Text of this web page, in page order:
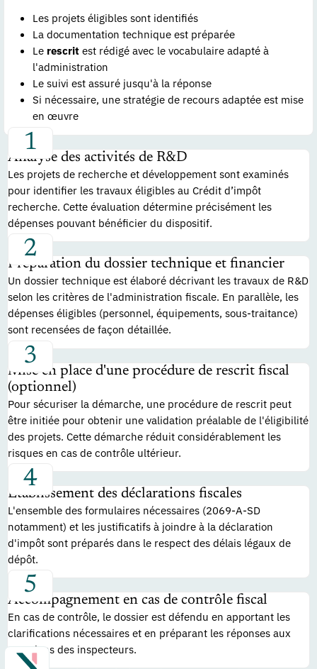
Les projets éligibles sont identifiés
La documentation technique est préparée
Le rescrit est rédigé avec le vocabulaire adapté à
l'administration
Le suivi est assuré jusqu'à la réponse
Si nécessaire, une stratégie de recours adaptée est mise
en œuvre
Analyse des activités de R&D
Les projets de recherche et développement sont examinés
pour identifier les travaux éligibles au Crédit d’impôt
recherche. Cette évaluation détermine précisément les
dépenses pouvant bénéficier du dispositif.
Préparation du dossier technique et financier
Un dossier technique est élaboré décrivant les travaux de R&D
selon les critères de l'administration fiscale. En parallèle, les
dépenses éligibles (personnel, équipements, sous-traitance)
sont recensées de façon détaillée.
Mise en place d'une procédure de rescrit fiscal
(optionnel)
Pour sécuriser la démarche, une procédure de rescrit peut
être initiée pour obtenir une validation préalable de l'éligibilité
des projets. Cette démarche réduit considérablement les
risques en cas de contrôle ultérieur.
Établissement des déclarations fiscales
L'ensemble des formulaires nécessaires (2069-A-SD
notamment) et les justificatifs à joindre à la déclaration
d'impôt sont préparés dans le respect des délais légaux de
dépôt.
Accompagnement en cas de contrôle fiscal
En cas de contrôle, le dossier est défendu en apportant les
clarifications nécessaires et en préparant les réponses aux
questions des inspecteurs.